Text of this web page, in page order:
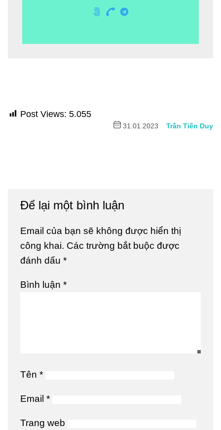
Post Views: 5.055
31.01.2023 Trần Tiến Duy
Để lại một bình luận
Email của bạn sẽ không được hiển thị
công khai. Các trường bắt buộc được
đánh dấu *
Bình luận *
Tên *
Email *
Trang web